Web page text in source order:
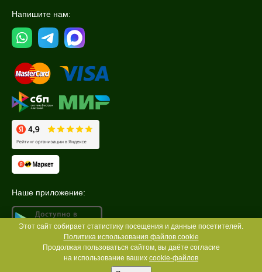
Напишите нам:
Наше приложение:
Этот сайт собирает статистику посещения и данные посетителей.
Политика использования файлов cookie
Продолжая пользоваться сайтом, вы даёте согласие
на использование ваших cookie-файлов